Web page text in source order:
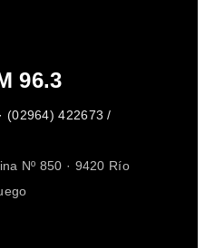
96.3
(02964) 422673 /
Nº 850 · 9420 Río